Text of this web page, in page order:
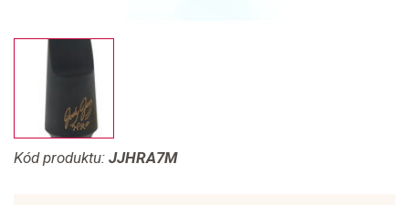
Kód produktu: JJHRA7M